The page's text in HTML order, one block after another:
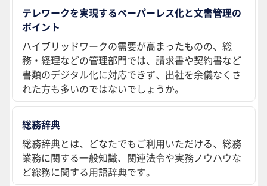
テレワークを実現するペーパーレス化と文書管理の
ポイント
ハイブリッドワークの需要が高まったものの、総
務・経理などの管理部門では、請求書や契約書など
書類のデジタル化に対応できず、出社を余儀なくさ
れた方も多いのではないでしょうか。
総務辞典
総務辞典とは、どなたでもご利用いただける、総務
業務に関する一般知識、関連法令や実務ノウハウな
ど総務に関する用語辞典です。